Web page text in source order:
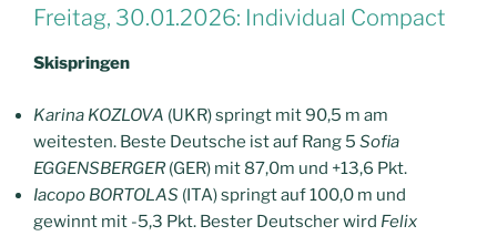
Freitag, 30.01.2026: Individual Compact
Skispringen
Karina KOZLOVA (UKR) springt mit 90,5 m am
weitesten. Beste Deutsche ist auf Rang 5 Sofia
EGGENSBERGER(GER) mit 87,0m und +13,6 Pkt.
Iacopo BORTOLAS (ITA) springt auf 100,0 m und
gewinnt mit -5,3 Pkt. Bester Deutscher wird Felix